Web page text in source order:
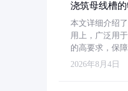
浇筑母线槽
本文详细介绍
用上，广泛用
的高要求，保
2026年8月4日